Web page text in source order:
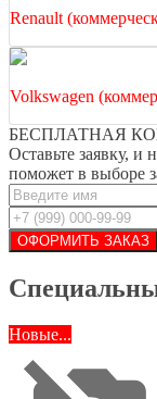
Renault
Volkswagen
БЕСПЛАТНАЯ
Оставьте заявку, и
поможет в выборе
Новые...